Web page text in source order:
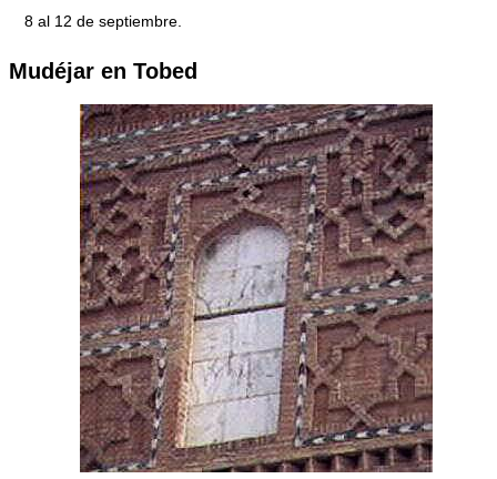
8 al 12 de septiembre.
Mudéjar en Tobed